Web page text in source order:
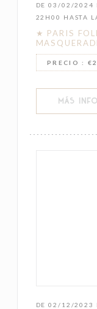
DE 03/02/2024
22H00 HASTA
★ PARIS
PRECIO :
MÁS
DE 02/12/2023